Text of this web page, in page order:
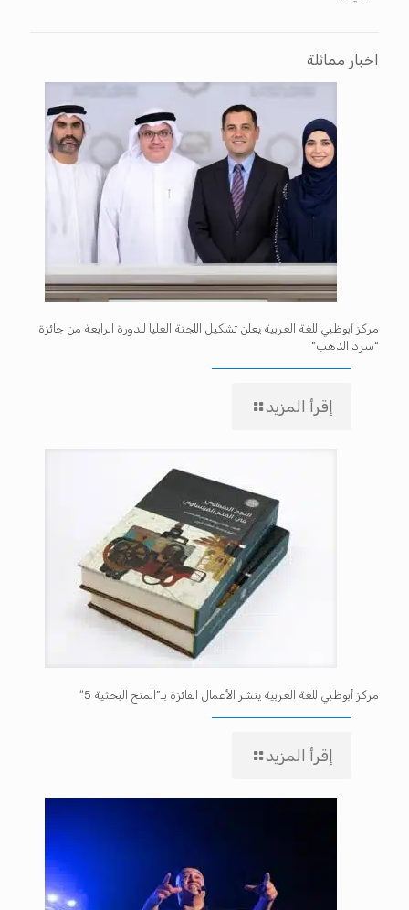
اخبار مماثلة
مركز أبوظبي للغة العربية يعلن تشكيل اللجنة العليا للدورة الرابعة من جائزة
“سرد الذهب”
إقرأ المزيد
مركز أبوظبي للغة العربية ينشر الأعمال الفائزة بـ”المنح البحثية 5″
إقرأ المزيد